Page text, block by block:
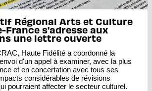
Régional Arts et Culture
France s'adresse aux
une lettre ouverte
Haute Fidélité a coordonné la
d'un appel à examiner, avec la plus
et en concertation avec tous ses
considérables de révisions
pourraient affecter le secteur culturel.